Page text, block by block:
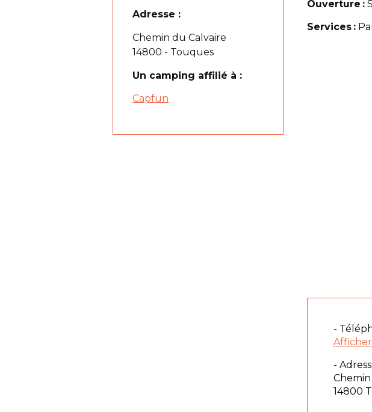
Adresse :
Chemin du Calvaire
14800 - Touques
Un camping affilié à :
Capfun
Ouverture :
Services :
-
-
14800